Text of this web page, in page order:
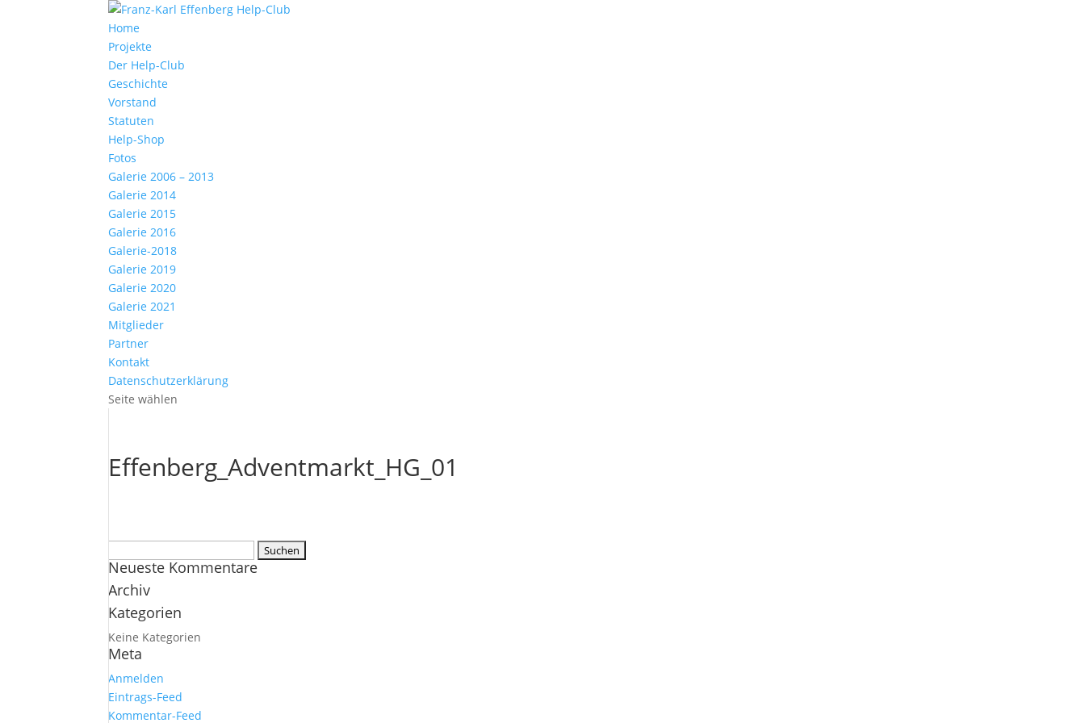
Home
Projekte
Der Help-Club
Geschichte
Vorstand
Statuten
Help-Shop
Fotos
Galerie 2006 – 2013
Galerie 2014
Galerie 2015
Galerie 2016
Galerie-2018
Galerie 2019
Galerie 2020
Galerie 2021
Mitglieder
Partner
Kontakt
Datenschutzerklärung
Seite wählen
Effenberg_Adventmarkt_HG_01
nach:
Neueste Kommentare
Archiv
Kategorien
Keine Kategorien
Meta
Anmelden
Eintrags-Feed
Kommentar-Feed